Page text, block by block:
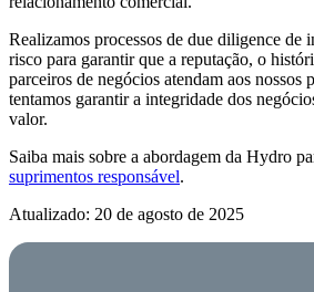
Realizamos processos de due diligence de
risco para garantir que a reputação, o
parceiros de negócios atendam aos nossos
tentamos garantir a integridade dos
valor.
Saiba mais sobre a abordagem da Hydro
suprimentos responsável.
Atualizado: 20 de agosto de 2025